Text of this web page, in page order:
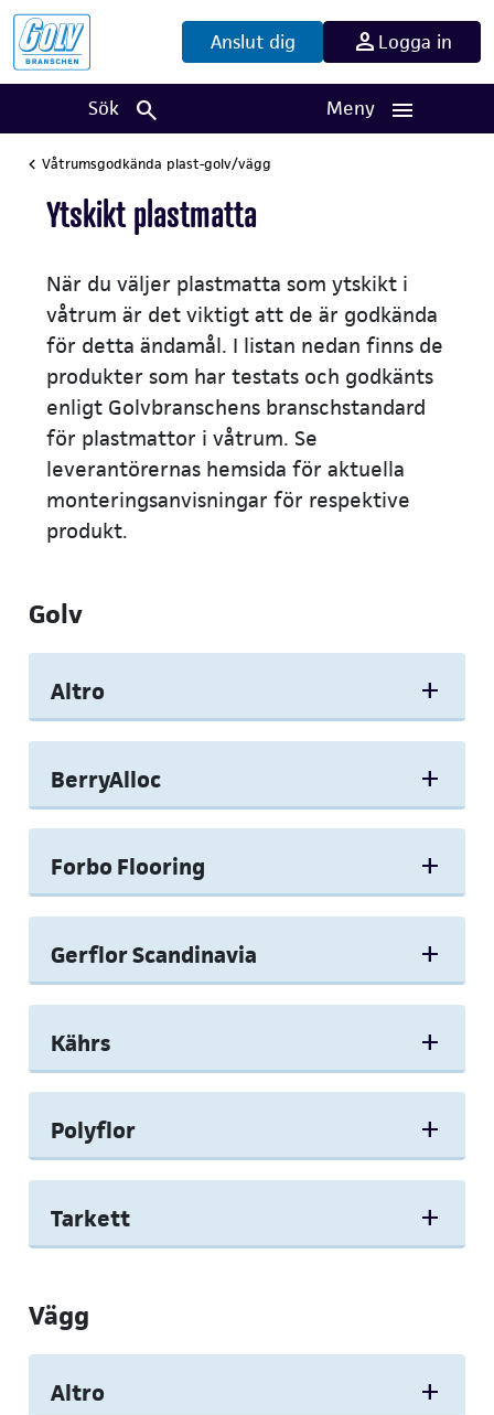
Anslut dig Logga in
Sök Meny
Våtrumsgodkända plast-golv/vägg
Ytskikt plastmatta
När du väljer plastmatta som ytskikt i
våtrum är det viktigt att de är godkända
för detta ändamål. I listan nedan finns de
produkter som har testats och godkänts
enligt Golvbranschens branschstandard
för plastmattor i våtrum. Se
leverantörernas hemsida för aktuella
monteringsanvisningar för respektive
produkt.
Golv
Altro
BerryAlloc
Forbo Flooring
Gerflor Scandinavia
Kährs
Polyflor
Tarkett
Vägg
Altro